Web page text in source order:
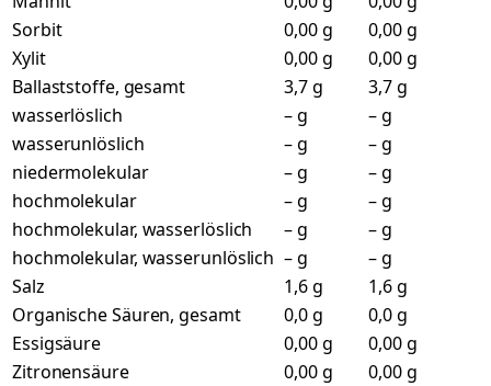
Sorbit
0,00 g
0,00 g
Xylit
0,00 g
0,00 g
Ballaststoffe, gesamt
3,7 g
3,7 g
wasserlöslich
– g
– g
wasserunlöslich
– g
– g
niedermolekular
– g
– g
hochmolekular
– g
– g
hochmolekular, wasserlöslich
– g
– g
hochmolekular, wasserunlöslich – g
– g
Salz
1,6 g
1,6 g
Organische Säuren, gesamt
0,0 g
0,0 g
Essigsäure
0,00 g
0,00 g
Zitronensäure
0,00 g
0,00 g